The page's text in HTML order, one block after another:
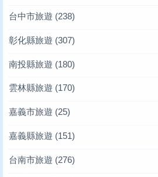
台中市旅遊 (238)
彰化縣旅遊 (307)
南投縣旅遊 (180)
雲林縣旅遊 (170)
嘉義市旅遊 (25)
嘉義縣旅遊 (151)
台南市旅遊 (276)